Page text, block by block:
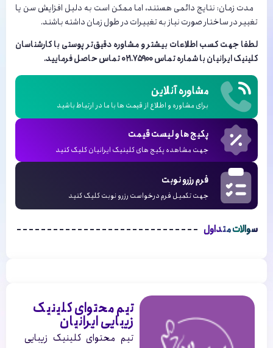
مدت زمان: نتایج دائمی هستند، اما ممکن است به دلیل افزایش سن یا
تغییر در ساختار صورت نیاز به تغییرات در طول زمان داشته باشند.
لطفا جهت کسب اطلاعات بیشتر و مشاوره دقیق‌تر پوستی با کارشناسان
کلینیک ایرانیان با شماره تماس ۰۲۱.۷۵۹۰۰ تماس حاصل فرمایید.
مشاوره آنلاین
برای مشاوره و اطلاع از قیمت ها با ما در ارتباط باشید
پکیج ها و لیست قیمت
جهت مشاهده پکیج های کلینیک ایرانیان کلیک کنید
فرم رزرو نوبت
جهت تکمیل فرم درخواست رزرو نوبت کلیک کنید
سوالات متداول
تیم محتوای کلینیک
زیبایی ایرانیان
تیم محتوای کلینیک زیبایی